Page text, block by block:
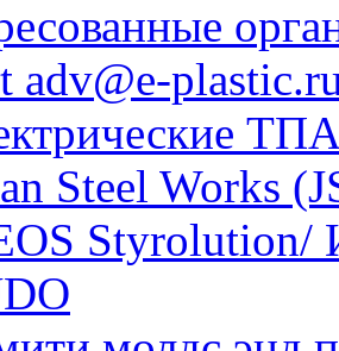
adv@e-
Steel Works